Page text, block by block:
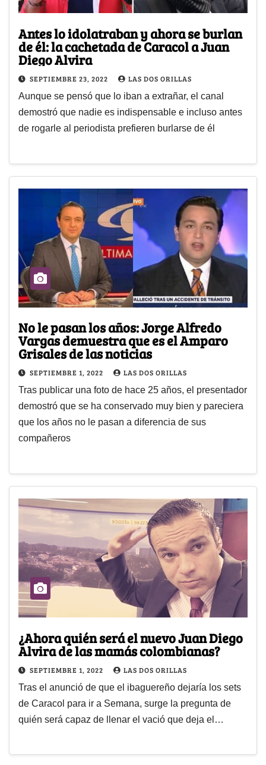
Antes lo idolatraban y ahora se burlan
de él: la cachetada de Caracol a Juan
Diego Alvira
SEPTIEMBRE 23, 2022 LAS DOS ORILLAS
Aunque se pensó que lo iban a extrañar, el canal
demostró que nadie es indispensable e incluso antes
de rogarle al periodista prefieren burlarse de él
No le pasan los años: Jorge Alfredo
Vargas demuestra que es el Amparo
Grisales de las noticias
SEPTIEMBRE 1, 2022 LAS DOS ORILLAS
Tras publicar una foto de hace 25 años, el presentador
demostró que se ha conservado muy bien y pareciera
que los años no le pasan a diferencia de sus
compañeros
¿Ahora quién será el nuevo Juan Diego
Alvira de las mamás colombianas?
SEPTIEMBRE 1, 2022 LAS DOS ORILLAS
Tras el anunció de que el ibaguereño dejaría los sets
de Caracol para ir a Semana, surge la pregunta de
quién será capaz de llenar el vació que deja el…